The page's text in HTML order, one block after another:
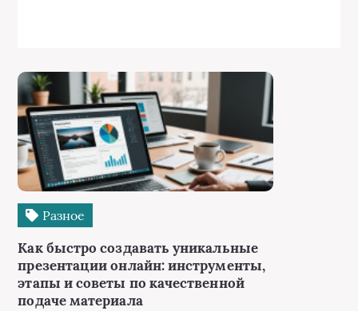
Разное
Как быстро создавать уникальные
презентации онлайн: инструменты,
этапы и советы по качественной
подаче материала